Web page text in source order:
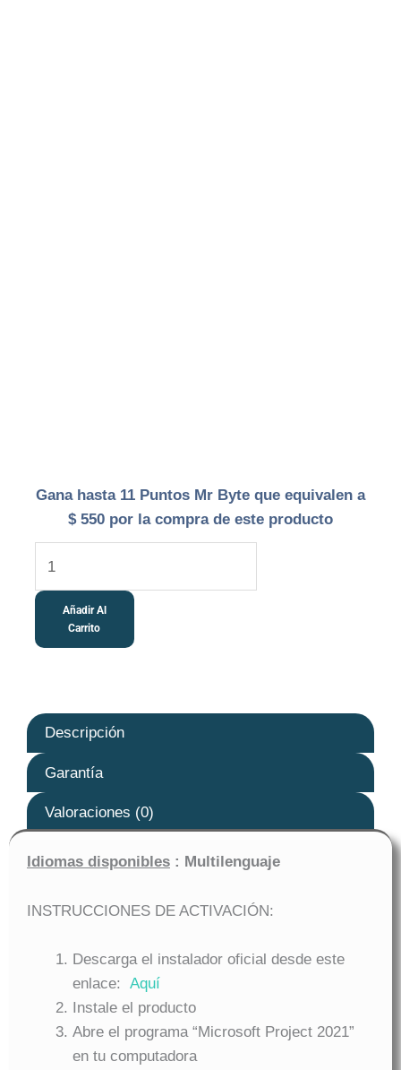
Gana hasta 11 Puntos Mr Byte que equivalen a
$550 por la compra de este producto
Microsoft
Project
Professional
2021
Cd
Llave
Global
Añadir Al
Carrito
Descripción
Garantía
Valoraciones (0)
Idiomas disponibles : Multilenguaje
INSTRUCCIONES DE ACTIVACIÓN:
Descarga el instalador oficial desde este
enlace: Aquí
Instale el producto
Abre el programa “Microsoft Project 2021”
en tu computadora